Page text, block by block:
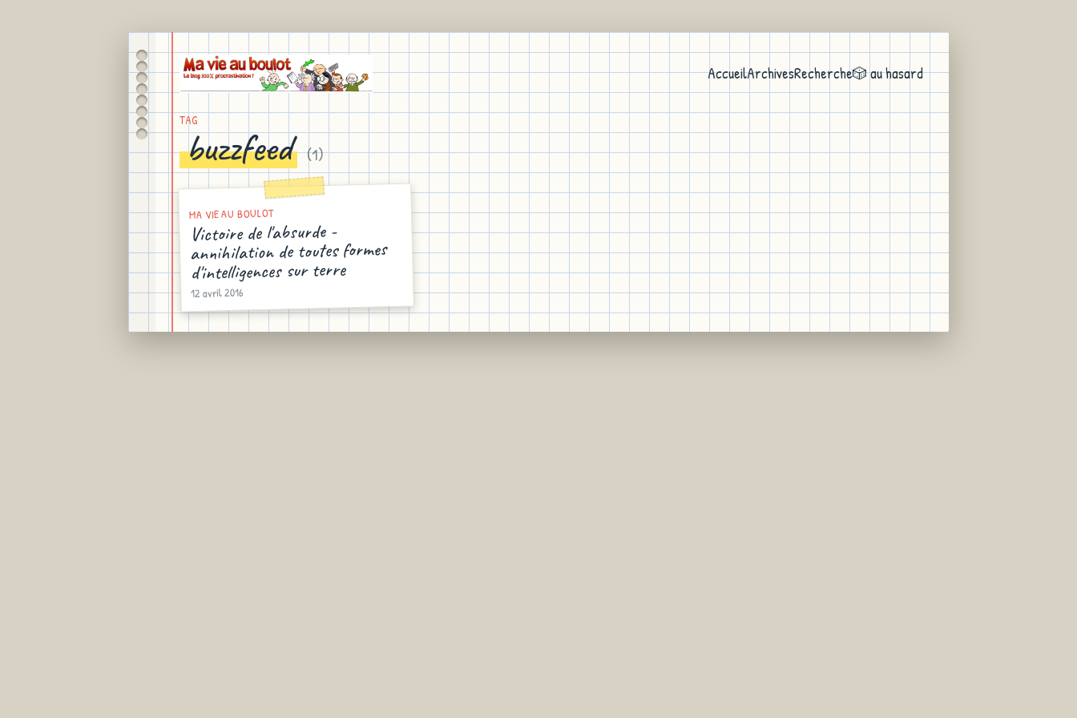
AccueilArchivesRecherche🎲 au hasard
TAG
buzzfeed (1)
MA VIE AU BOULOT
Victoire de l'absurde -
annihilation de toutes formes
d'intelligences sur terre
12 avril 2016